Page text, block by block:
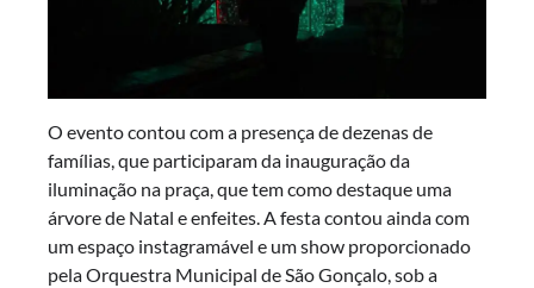
O evento contou com a presença de dezenas de
famílias, que participaram da inauguração da
iluminação na praça, que tem como destaque uma
árvore de Natal e enfeites. A festa contou ainda com
um espaço instagramável e um show proporcionado
pela Orquestra Municipal de São Gonçalo, sob a